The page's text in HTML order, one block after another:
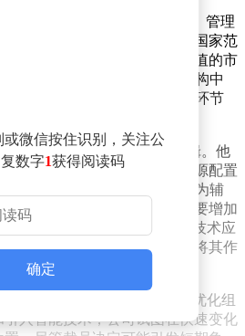
采取多项措施提升运营效率。管理
进行重组，同时业务覆盖的国家范
集中资源，聚焦更具战略价值的市
调，AI技术将在内部流程重构中
AI实现审核、审批和交接等环节
体效率。
步解释了人员配置的调整逻辑。他
个岗位的人员规模，确保资源配置
。在某些领域，AI技术将作为辅
另一些关键岗位，则可能需要增加
种动态调整反映了GitLab对AI技术应
依赖，也不完全排斥，而是将其作
在AI时代的转型决心。通过优化组
入智能技术，公司试图在快速变化
微信按住识别，关注公
数字1获得阅读码
确定